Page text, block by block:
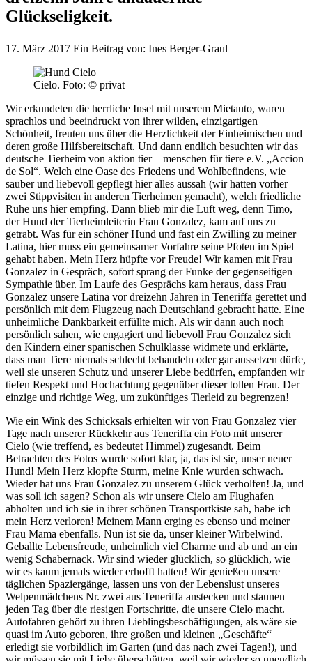
Glückseligkeit.
17. März 2017 Ein Beitrag von: Ines Berger-Graul
Cielo. Foto: © privat
Wir erkundeten die herrliche Insel mit unserem Mietauto, waren
sprachlos und beeindruckt von ihrer wilden, einzigartigen
Schönheit, freuten uns über die Herzlichkeit der Einheimischen und
deren große Hilfsbereitschaft. Und dann endlich besuchten wir das
deutsche Tierheim von aktion tier – menschen für tiere e.V. „Accion
de Sol“. Welch eine Oase des Friedens und Wohlbefindens, wie
sauber und liebevoll gepflegt hier alles aussah (wir hatten vorher
zwei Stippvisiten in anderen Tierheimen gemacht), welch friedliche
Ruhe uns hier empfing. Dann blieb mir die Luft weg, denn Timo,
der Hund der Tierheimleiterin Frau Gonzalez, kam auf uns zu
getrabt. Was für ein schöner Hund und fast ein Zwilling zu meiner
Latina, hier muss ein gemeinsamer Vorfahre seine Pfoten im Spiel
gehabt haben. Mein Herz hüpfte vor Freude! Wir kamen mit Frau
Gonzalez in Gespräch, sofort sprang der Funke der gegenseitigen
Sympathie über. Im Laufe des Gesprächs kam heraus, dass Frau
Gonzalez unsere Latina vor dreizehn Jahren in Teneriffa gerettet und
persönlich mit dem Flugzeug nach Deutschland gebracht hatte. Eine
unheimliche Dankbarkeit erfüllte mich. Als wir dann auch noch
persönlich sahen, wie engagiert und liebevoll Frau Gonzalez sich
den Kindern einer spanischen Schulklasse widmete und erklärte,
dass man Tiere niemals schlecht behandeln oder gar aussetzen dürfe,
weil sie unseren Schutz und unserer Liebe bedürfen, empfanden wir
tiefen Respekt und Hochachtung gegenüber dieser tollen Frau. Der
einzige und richtige Weg, um zukünftiges Tierleid zu begrenzen!
Wie ein Wink des Schicksals erhielten wir von Frau Gonzalez vier
Tage nach unserer Rückkehr aus Teneriffa ein Foto mit unserer
Cielo (wie treffend, es bedeutet Himmel) zugesandt. Beim
Betrachten des Fotos wurde sofort klar, ja, das ist sie, unser neuer
Hund! Mein Herz klopfte Sturm, meine Knie wurden schwach.
Wieder hat uns Frau Gonzalez zu unserem Glück verholfen! Ja, und
was soll ich sagen? Schon als wir unsere Cielo am Flughafen
abholten und ich sie in ihrer schönen Transportkiste sah, habe ich
mein Herz verloren! Meinem Mann erging es ebenso und meiner
Frau Mama ebenfalls. Nun ist sie da, unser kleiner Wirbelwind.
Geballte Lebensfreude, unheimlich viel Charme und ab und an ein
wenig Schabernack. Wir sind wieder glücklich, so glücklich, wie
wir es kaum jemals wieder erhofft hatten! Wir genießen unsere
täglichen Spaziergänge, lassen uns von der Lebenslust unseres
Welpenmädchens Nr. zwei aus Teneriffa anstecken und staunen
jeden Tag über die riesigen Fortschritte, die unsere Cielo macht.
Autofahren gehört zu ihren Lieblingsbeschäftigungen, als wäre sie
quasi im Auto geboren, ihre großen und kleinen „Geschäfte“
erledigt sie vorbildlich im Garten (und das nach zwei Tagen!), und